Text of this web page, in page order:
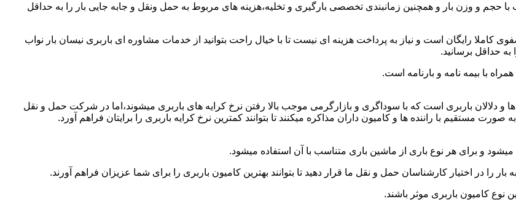
حجم و وزن بار و همچنین زمانبندی تخصصی بارگیری و تخلیه،هزینه های مربوط به حمل ونقل و جابه جایی بار را به حداقل
رایگان است و نیاز به پرداخت هزینه ای نیست تا با خیال راحت بتوانید از خدمات مشاوره ای باربری نیسان بار نواب
حداقل برسانید.
با بیمه نامه و بارنامه است.
دلالان باربری است که با سوداگری و بازارگرمی موجب بالا رفتن نرخ کرایه های باربری میشوند،اما در شرکت حمل و نقل
با راننده ها و کامیون داران مذاکره میکنند تا بتوانند کمترین نرخ کرایه باربری را برایتان فراهم آورد.
و برای هر نوع باری از ماشین باری متناسب با آن استفاده میشود.
در اختیار کارشناسان حمل و نقل ما قرار دهید تا بتوانند بهترین کامیون باربری را برای شما عزیزان فراهم آورند.
نوع کامیون باربری موثر باشند.